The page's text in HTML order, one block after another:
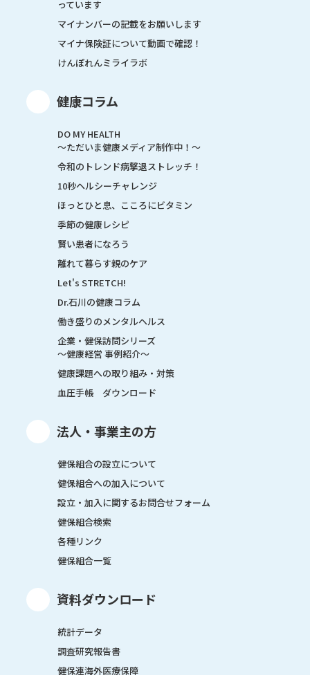
っています
マイナンバーの記載をお願いします
マイナ保険証について動画で確認！
けんぽれんミライラボ
健康コラム
DO MY HEALTH
～ただいま健康メディア制作中！～
令和のトレンド病撃退ストレッチ！
10秒ヘルシーチャレンジ
ほっとひと息、こころにビタミン
季節の健康レシピ
賢い患者になろう
離れて暮らす親のケア
Let's STRETCH!
Dr.石川の健康コラム
働き盛りのメンタルヘルス
企業・健保訪問シリーズ
～健康経営 事例紹介～
健康課題への取り組み・対策
血圧手帳 ダウンロード
法人・事業主の方
健保組合の設立について
健保組合への加入について
設立・加入に関するお問合せフォーム
健保組合検索
各種リンク
健保組合一覧
資料ダウンロード
統計データ
調査研究報告書
健保連海外医療保障